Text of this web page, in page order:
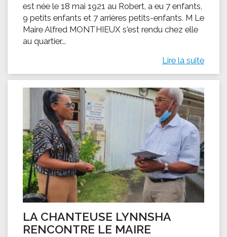
est née le 18 mai 1921 au Robert, a eu 7 enfants,
9 petits enfants et 7 arrières petits-enfants. M Le
Maire Alfred MONTHIEUX s'est rendu chez elle
au quartier...
Lire la suite
LA CHANTEUSE LYNNSHA
RENCONTRE LE MAIRE